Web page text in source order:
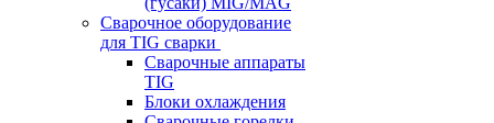
Сварочное оборудование
для TIG сварки
Сварочные аппараты
TIG
Блоки охлаждения